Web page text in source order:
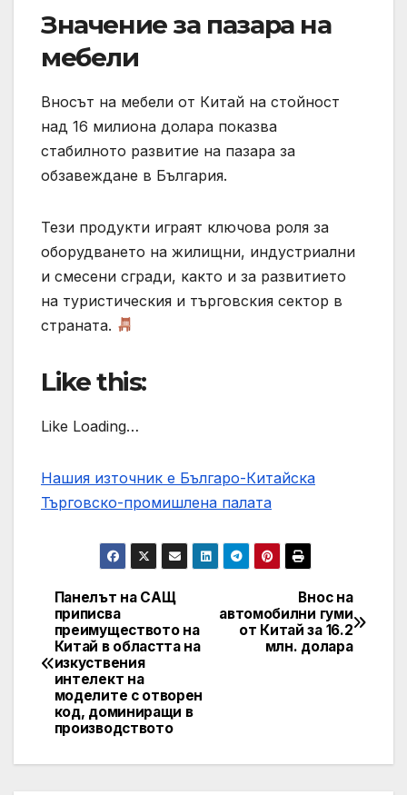
Значение за пазара на
мебели
Вносът на мебели от Китай на стойност
над 16 милиона долара показва
стабилното развитие на пазара за
обзавеждане в България.
Тези продукти играят ключова роля за
оборудването на жилищни, индустриални
и смесени сгради, както и за развитието
на туристическия и търговския сектор в
страната.
Like this:
Like Loading…
Нашия източник е Българо-Китайска
Търговско-промишлена палaта
Post
navigation
Внос на
автомобилни гуми
от Китай за 16.2
млн. долара
Панелът на САЩ
приписва
преимуществото на
Китай в областта на
изкуствения
интелект на
моделите с отворен
код, доминиращи в
производството